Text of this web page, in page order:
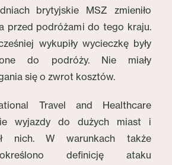
brytyjskie MSZ zmieniło
przed podróżami do tego kraju.
wykupiły wycieczkę były
do podróży. Nie miały
się o zwrot kosztów.
Travel and Healthcare
wyjazdy do dużych miast i
nich. W warunkach także
definicję ataku